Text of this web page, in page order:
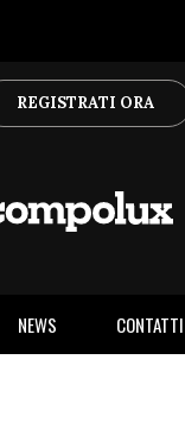
REGISTRATI ORA
NEWS CONTATTI